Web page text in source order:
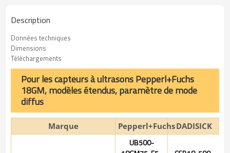
Description
Données techniques
Dimensions
Téléchargements
Pour les capteurs à ultrasons Pepperl+Fuchs
18GM, modèles étendus, paramètre de mode
diffus
Marque Pepperl+FuchsDADISICK
UB500-